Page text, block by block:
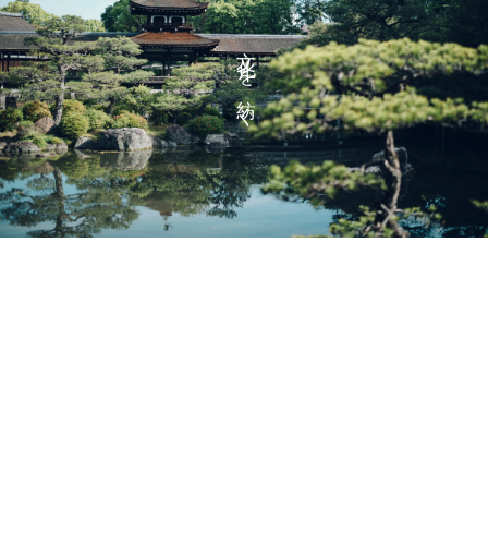
文化を紡ぐ